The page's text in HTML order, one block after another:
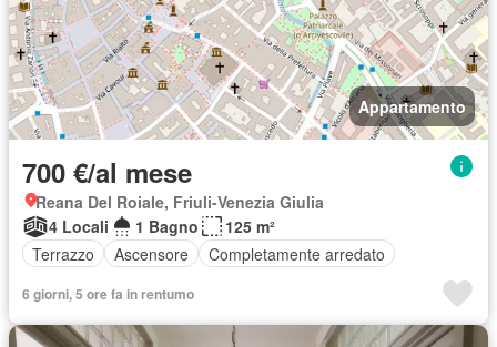
Appartamento
700 €/al mese
Reana Del Roiale, Friuli-Venezia Giulia
4 Locali
1 Bagno
125 m²
Terrazzo
Ascensore Completamente arredato
6 giorni, 5 ore fa in rentumo